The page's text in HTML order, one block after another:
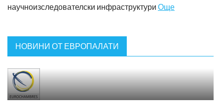
научноизследователски инфраструктури Още
НОВИНИ ОТ ЕВРОПАЛАТИ